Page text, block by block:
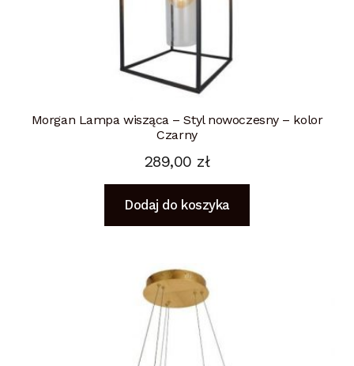
Morgan Lampa wisząca – Styl nowoczesny – kolor
Czarny
289,00 zł
Dodaj do koszyka